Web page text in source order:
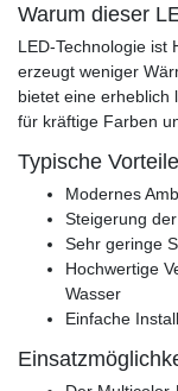
Warum dieser
LED-Technologie ist
erzeugt weniger
bietet eine erheblich
für kräftige Farben
Typische
Modernes
Steigerung
Sehr geringe
Hochwertige
Wasser
Einfache